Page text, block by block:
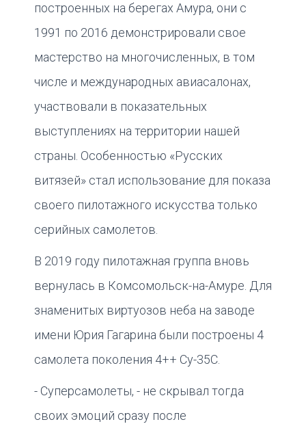
построенных на берегах Амура, они с
1991 по 2016 демонстрировали свое
мастерство на многочисленных, в том
числе и международных авиасалонах,
участвовали в показательных
выступлениях на территории нашей
страны. Особенностью «Русских
витязей» стал использование для показа
своего пилотажного искусства только
серийных самолетов.
В 2019 году пилотажная группа вновь
вернулась в Комсомольск-на-Амуре. Для
знаменитых виртуозов неба на заводе
имени Юрия Гагарина были построены 4
самолета поколения 4++ Су-35С.
- Суперсамолеты, - не скрывал тогда
своих эмоций сразу после